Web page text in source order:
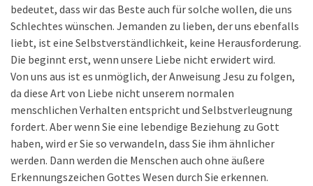
bedeutet, dass wir das Beste auch für solche wollen, die uns
Schlechtes wünschen. Jemanden zu lieben, der uns ebenfalls
liebt, ist eine Selbstverständlichkeit, keine Herausforderung.
Die beginnt erst, wenn unsere Liebe nicht erwidert wird.
Von uns aus ist es unmöglich, der Anweisung Jesu zu folgen,
da diese Art von Liebe nicht unserem normalen
menschlichen Verhalten entspricht und Selbstverleugnung
fordert. Aber wenn Sie eine lebendige Beziehung zu Gott
haben, wird er Sie so verwandeln, dass Sie ihm ähnlicher
werden. Dann werden die Menschen auch ohne äußere
Erkennungszeichen Gottes Wesen durch Sie erkennen.